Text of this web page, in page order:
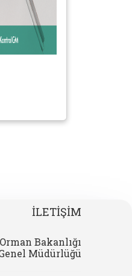
İLETİŞİM
Bakanlığı
Müdürlüğü